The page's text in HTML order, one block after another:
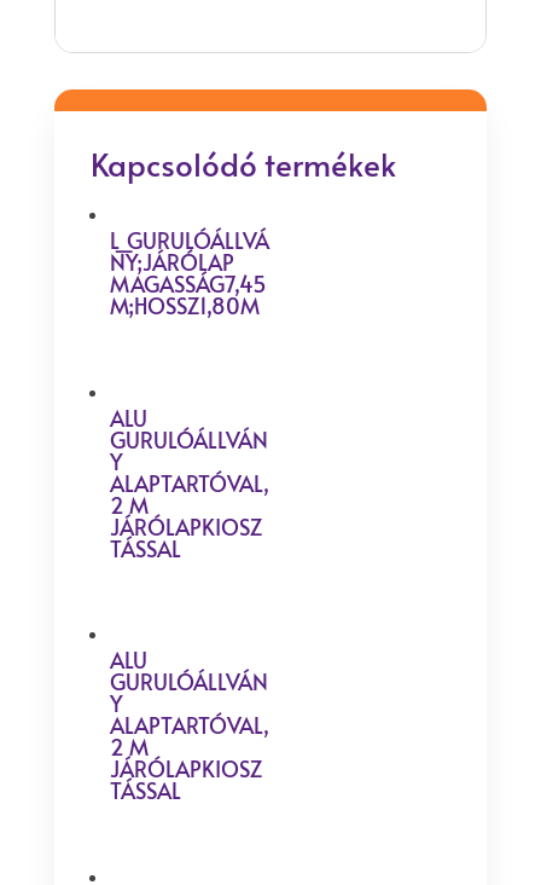
Kapcsolódó termékek
L_GURULÓÁLLVÁ
NY;JÁRÓLAP
MAGASSÁG7,45
M;HOSSZ1,80M
ALU
GURULÓÁLLVÁN
Y
ALAPTARTÓVAL,
2 M
JÁRÓLAPKIOSZ
TÁSSAL
ALU
GURULÓÁLLVÁN
Y
ALAPTARTÓVAL,
2 M
JÁRÓLAPKIOSZ
TÁSSAL